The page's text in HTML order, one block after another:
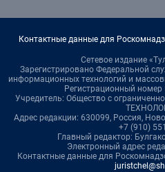
Контактные данные для
Сетевое издание
Зарегистрировано Федеральной
информационных технологий и
Регистрационный
Учредитель: Общество с
Адрес редакции: 630099, Россия,
+7 (910)
Главный редактор:
Электронный адрес
Контактные данные для